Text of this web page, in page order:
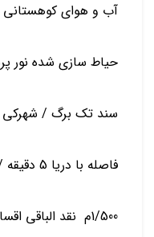
آب و هوای کوهستانی
حیاط سازی شده نور
سند تک برگ / شهرکی
فاصله با دریا 5 دقیقه / لوکشین عالی
1/500م نقد الباقی اقساط بدون بهره